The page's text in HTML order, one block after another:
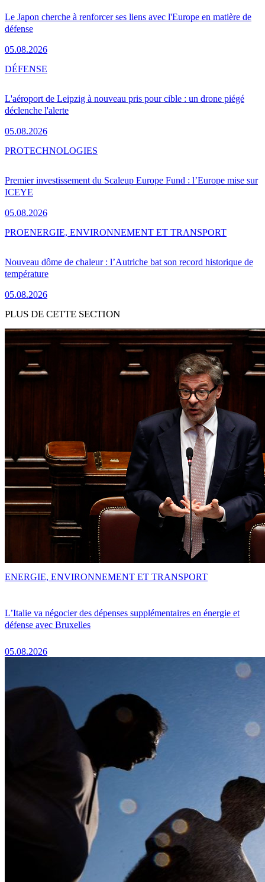
Le Japon cherche à renforcer ses liens avec l'Europe en matière de
défense
05.08.2026
L'aéroport de Leipzig à nouveau pris pour cible : un drone piégé
déclenche l'alerte
05.08.2026
DÉFENSE
Premier investissement du Scaleup Europe Fund : l’Europe mise sur
ICEYE
05.08.2026
PROTECHNOLOGIES
Nouveau dôme de chaleur : l’Autriche bat son record historique de
température
05.08.2026
PROENERGIE, ENVIRONNEMENT ET TRANSPORT
PLUS DE CETTE SECTION
L’Italie va négocier des dépenses supplémentaires en énergie et
défense avec Bruxelles
05.08.2026
ENERGIE, ENVIRONNEMENT ET TRANSPORT